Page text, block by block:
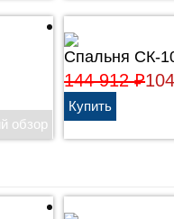
Спальня СК-
144 912₽